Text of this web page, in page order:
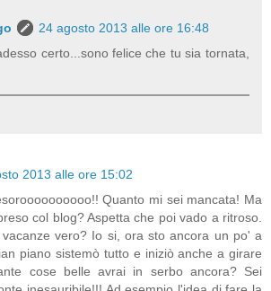
24 agosto 2013 alle ore 16:48
certo...sono felice che tu sia tornata,
2013 alle ore 15:02
Quanto mi sei mancata! Ma
col blog? Aspetta che poi vado a ritroso.
vero? Io si, ora sto ancora un po' a
piano sistemò tutto e iniziò anche a girare
cose belle avrai in serbo ancora? Sei